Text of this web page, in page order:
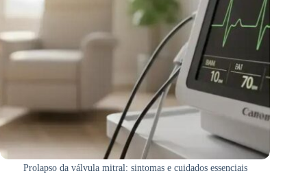
Prolapso da válvula mitral: sintomas e cuidados essenciais